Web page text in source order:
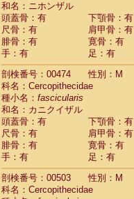
和名：ニホンザル
頭蓋骨：有
下顎骨：有
尺骨：有
肩甲骨：有
腓骨：有
寛骨：有
手：有
足：有
剖検番号：00474
性別：M
科名：Cercopithecidae
種小名： fascicularis
和名：カニクイザル
頭蓋骨：有
下顎骨：有
尺骨：有
肩甲骨：有
腓骨：有
寛骨：有
手：有
足：有
剖検番号：00503
性別：M
科名：Cercopithecidae